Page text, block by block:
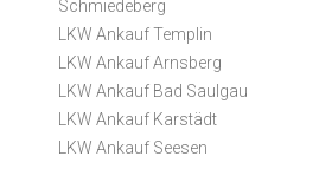
Schmiedeberg
LKW Ankauf Templin
LKW Ankauf Arnsberg
LKW Ankauf Bad Saulgau
LKW Ankauf Karstädt
LKW Ankauf Seesen